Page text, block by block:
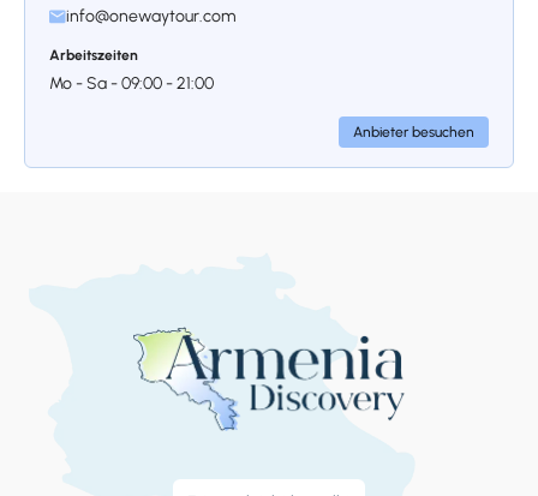
info@onewaytour.com
Arbeitszeiten
Mo - Sa - 09:00 - 21:00
Anbieter besuchen